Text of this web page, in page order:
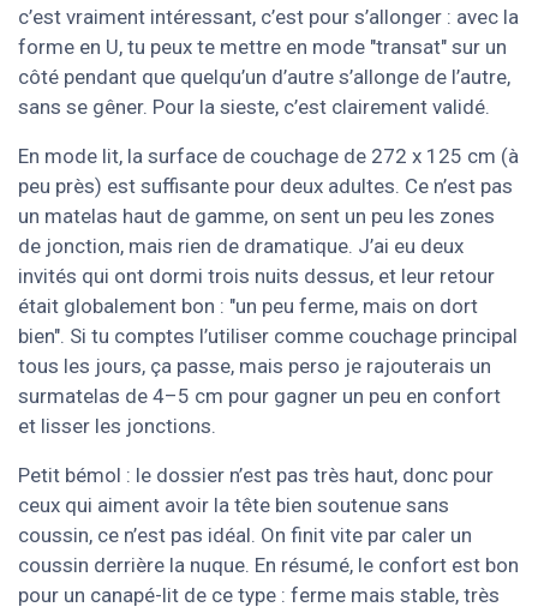
c’est vraiment intéressant, c’est pour s’allonger : avec la
forme en U, tu peux te mettre en mode "transat" sur un
côté pendant que quelqu’un d’autre s’allonge de l’autre,
sans se gêner. Pour la sieste, c’est clairement validé.
En mode lit, la surface de couchage de 272 x 125 cm (à
peu près) est suffisante pour deux adultes. Ce n’est pas
un matelas haut de gamme, on sent un peu les zones
de jonction, mais rien de dramatique. J’ai eu deux
invités qui ont dormi trois nuits dessus, et leur retour
était globalement bon : "un peu ferme, mais on dort
bien". Si tu comptes l’utiliser comme couchage principal
tous les jours, ça passe, mais perso je rajouterais un
surmatelas de 4–5 cm pour gagner un peu en confort
et lisser les jonctions.
Petit bémol : le dossier n’est pas très haut, donc pour
ceux qui aiment avoir la tête bien soutenue sans
coussin, ce n’est pas idéal. On finit vite par caler un
coussin derrière la nuque. En résumé, le confort est bon
pour un canapé-lit de ce type : ferme mais stable, très